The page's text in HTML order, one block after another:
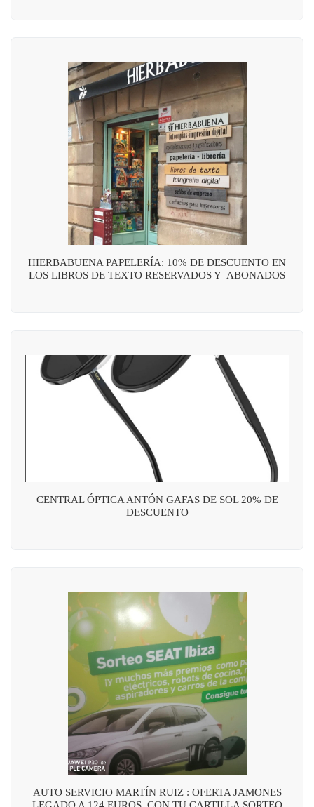
HIERBABUENA PAPELERÍA: 10% DE DESCUENTO EN
LOS LIBROS DE TEXTO RESERVADOS Y ABONADOS
CENTRAL ÓPTICA ANTÓN GAFAS DE SOL 20% DE
DESCUENTO
AUTO SERVICIO MARTÍN RUIZ : OFERTA JAMONES